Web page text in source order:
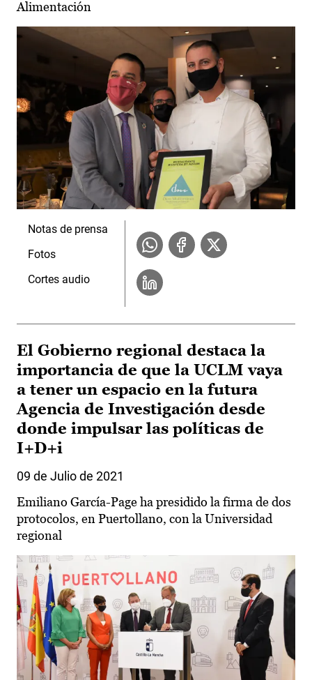
Alimentación
Notas de prensa
Fotos
Cortes audio
El Gobierno regional destaca la
importancia de que la UCLM vaya
a tener un espacio en la futura
Agencia de Investigación desde
donde impulsar las políticas de
I+D+i
09 de Julio de 2021
Emiliano García-Page ha presidido la firma de dos
protocolos, en Puertollano, con la Universidad
regional